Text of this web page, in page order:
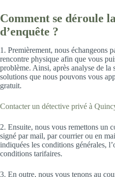
Comment se déroule
d’enquête ?
1. Premièrement, nous échangeons
rencontre physique afin que vous
problème. Ainsi, après analyse de
solutions que nous pouvons vous
gratuit.
Contacter un détective privé à
2. Ensuite, nous vous remettons un
signé par mail, par courrier ou en
indiquées les conditions générales,
conditions tarifaires.
3. En outre, nous vous tenons au